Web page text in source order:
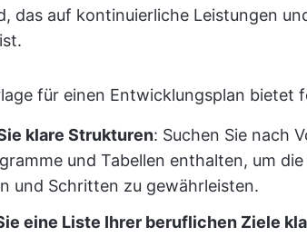
das auf kontinuierliche Leistungen
für einen Entwicklungsplan bietet
klare Strukturen: Suchen Sie nach
und Tabellen enthalten, um
und Schritten zu gewährleisten.
eine Liste Ihrer beruflichen Ziele